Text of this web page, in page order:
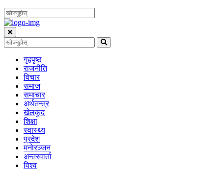
गृहपृष्‍ठ
राजनीति
विचार
समाज
समाचार
अर्थतन्त्र
खेलकुद
शिक्षा
स्वास्थ्य
प्रदेश
मनाेरञ्जन
अन्तरवार्ता
विश्व